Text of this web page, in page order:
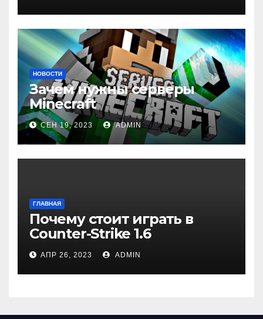
НОВОСТИ
Зачем нужны серверы
Minecraft
СЕН 19, 2023 ADMIN
ГЛАВНАЯ
Почему стоит играть в
Counter-Strike 1.6
АПР 26, 2023 ADMIN